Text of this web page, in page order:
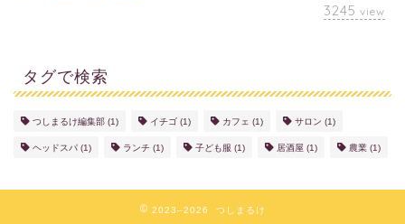
3245 view
タグで検索
つしまるけ編集部 (1) イチゴ (1) カフェ (1) サロン (1)
ヘッドスパ (1) ランチ (1) 子ども服 (1) 居酒屋 (1) 農業 (1)
2023–2026 つしまるけ